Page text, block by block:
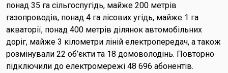
понад 35 га сільгоспугідь, майже 200 метрів
газопроводів, понад 4 га лісових угідь, майже 1 га
акваторії, понад 400 метрів ділянок автомобільних
доріг, майже 3 кілометри ліній електропередач, а також
розмінували 22 об’єкти та 18 домоволодінь. Повторно
підключили до електромережі 48 696 абонентів.